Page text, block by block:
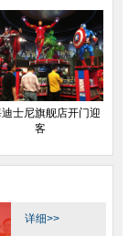
士尼旗舰店开门迎
客
详细>>